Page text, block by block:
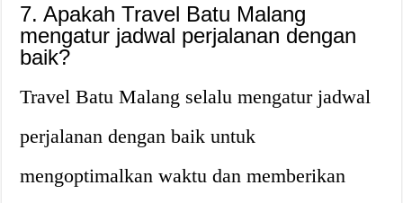
7. Apakah Travel Batu Malang
mengatur jadwal perjalanan dengan
baik?
Travel Batu Malang selalu mengatur jadwal
perjalanan dengan baik untuk
mengoptimalkan waktu dan memberikan